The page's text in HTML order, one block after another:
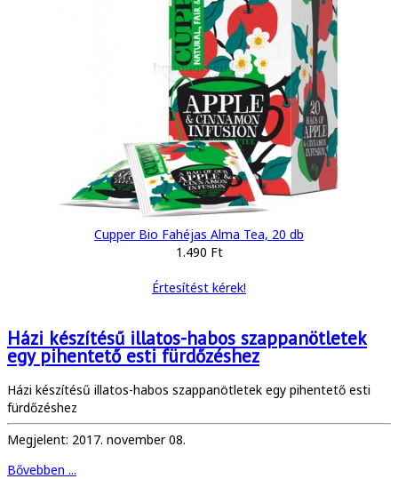
Cupper Bio Fahéjas Alma Tea, 20 db
1.490 Ft
Értesítést kérek!
Házi készítésű illatos-habos szappanötletek
egy pihentető esti fürdőzéshez
Házi készítésű illatos-habos szappanötletek egy pihentető esti
fürdőzéshez
Megjelent: 2017. november 08.
Bővebben ...